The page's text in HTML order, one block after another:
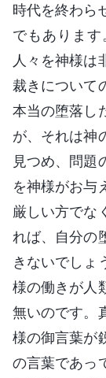
時代を終わら
でもありま
人々を神様
裁きについて
本当の堕落し
が、それは神
見つめ、問題
を神様がお与
厳しい方でな
れば、自分の
きないでしょ
様の働きが人
無いのです。
様の御言葉が
の言葉であっ